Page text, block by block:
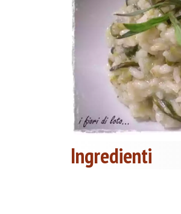
Ingredienti